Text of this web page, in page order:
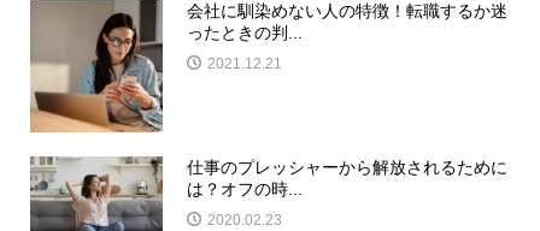
会社に馴染めない人の特徴！転職するか迷
ったときの判...
2021.12.21
仕事のプレッシャーから解放されるために
は？オフの時...
2020.02.23